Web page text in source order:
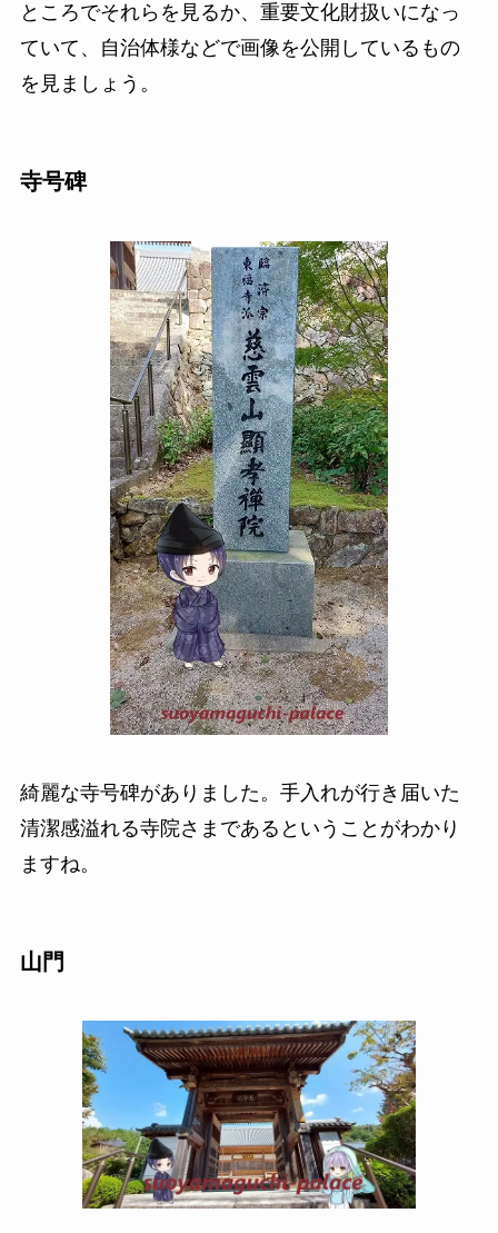
ところでそれらを見るか、重要文化財扱いになっ
ていて、自治体様などで画像を公開しているもの
を見ましょう。
寺号碑
綺麗な寺号碑がありました。手入れが行き届いた
清潔感溢れる寺院さまであるということがわかり
ますね。
山門